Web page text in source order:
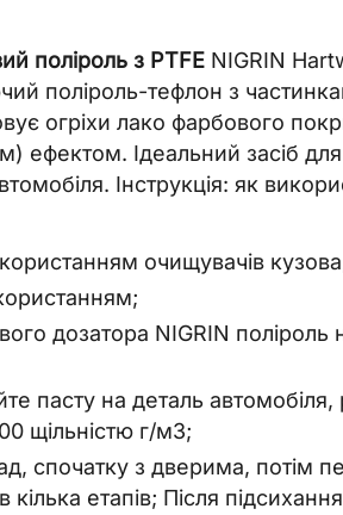
поліроль з PTFE NIGRIN
поліроль-тефлон з
огріхи лако фарбового
ефектом. Ідеальний засіб
Інструкція: як
очищувачів
дозатора NIGRIN
пасту на деталь
щільністю г/м3;
спочатку з дверима, потім
кілька етапів; Після